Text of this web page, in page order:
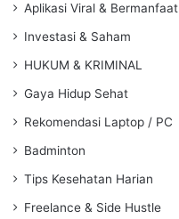
Aplikasi Viral & Bermanfaat
Investasi & Saham
HUKUM & KRIMINAL
Gaya Hidup Sehat
Rekomendasi Laptop / PC
Badminton
Tips Kesehatan Harian
Freelance & Side Hustle